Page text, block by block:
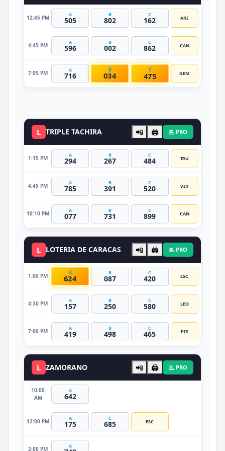
12:45 PM A
505
B
802
C
162 ARI
4:45 PM A
596
B
002
C
862 CAN
7:05 PM A
716
B
034
C
475 GEM
L TRIPLE TACHIRA 📲 🖨️ PRO
1:15 PM A
294
B
267
C
484 TAU
4:45 PM A
785
B
391
C
520 VIR
10:10 PM A
077
B
731
C
899 CAN
L LOTERIA DE CARACAS 📲 🖨️ PRO
1:00 PM
A
624
B
087
C
420 ESC
4:30 PM A
157
B
250
C
580 LEO
7:00 PM A
419
B
498
C
465 PIS
L ZAMORANO 📲 🖨️ PRO
10:00
AM
A
642
12:00 PM A
175
C
685 ESC
2:00 PM A